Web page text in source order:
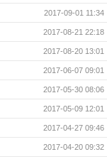
2017-09-01 11:34
2017-08-21 22:18
2017-08-20 13:01
2017-06-07 09:01
2017-05-30 08:06
2017-05-09 12:01
2017-04-27 09:46
2017-04-20 09:32